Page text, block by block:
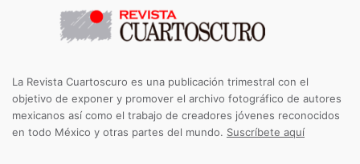
La Revista Cuartoscuro es una publicación trimestral con el
objetivo de exponer y promover el archivo fotográfico de autores
mexicanos así como el trabajo de creadores jóvenes reconocidos
en todo México y otras partes del mundo. Suscríbete aquí